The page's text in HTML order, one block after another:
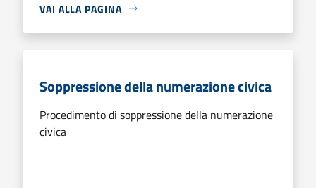
VAI ALLA PAGINA
Soppressione della numerazione civica
Procedimento di soppressione della numerazione
civica